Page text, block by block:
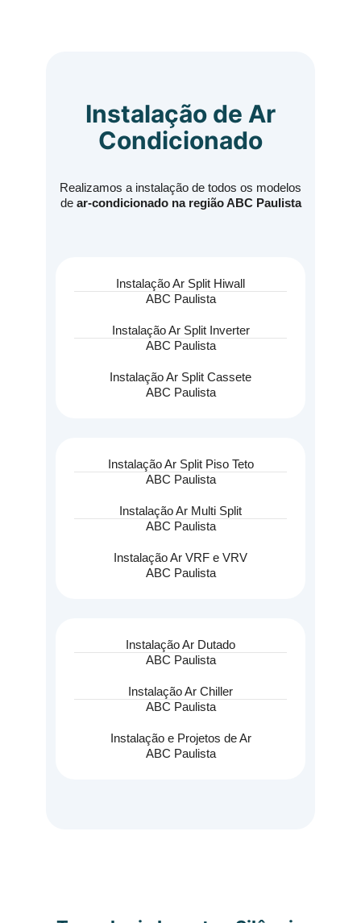
Instalação de Ar
Condicionado
Realizamos a instalação de todos os modelos
de ar-condicionado na região ABC Paulista
Instalação Ar Split Hiwall
ABC Paulista
Instalação Ar Split Inverter
ABC Paulista
Instalação Ar Split Cassete
ABC Paulista
Instalação Ar Split Piso Teto
ABC Paulista
Instalação Ar Multi Split
ABC Paulista
Instalação Ar VRF e VRV
ABC Paulista
Instalação Ar Dutado
ABC Paulista
Instalação Ar Chiller
ABC Paulista
Instalação e Projetos de Ar
ABC Paulista